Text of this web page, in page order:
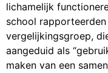
lichamelijk
school
vergelijkingsgroep,
aangeduid als
maken van een